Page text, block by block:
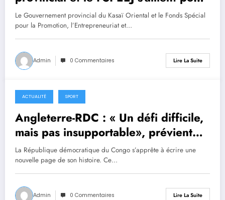
soutenir l’entrepreneuriat des jeunes
Le Gouvernement provincial du Kasaï Oriental et le Fonds Spécial
pour la Promotion, l’Entrepreneuriat et…
Admin 0 Commentaires Lire La Suite
1 juillet 2026
ACTUALITÉ SPORT
Angleterre-RDC : « Un défi difficile,
mais pas insupportable», prévient
Sébastien Desabre
La République démocratique du Congo s’apprête à écrire une
nouvelle page de son histoire. Ce…
Admin 0 Commentaires Lire La Suite